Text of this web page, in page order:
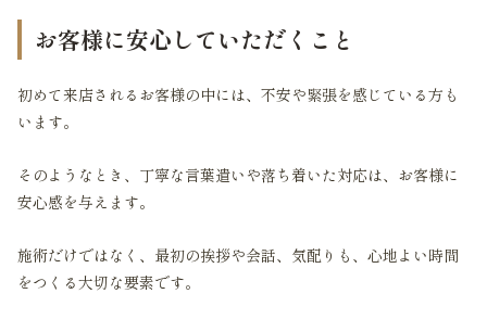
お客様に安心していただくこと
初めて来店されるお客様の中には、不安や緊張を感じている方も
います。
そのようなとき、丁寧な言葉遣いや落ち着いた対応は、お客様に
安心感を与えます。
施術だけではなく、最初の挨拶や会話、気配りも、心地よい時間
をつくる大切な要素です。